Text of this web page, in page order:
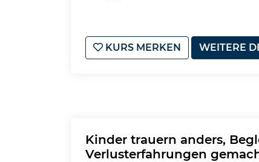
KURS MERKEN WEITERE
Kinder trauern anders,
Verlusterfahrungen